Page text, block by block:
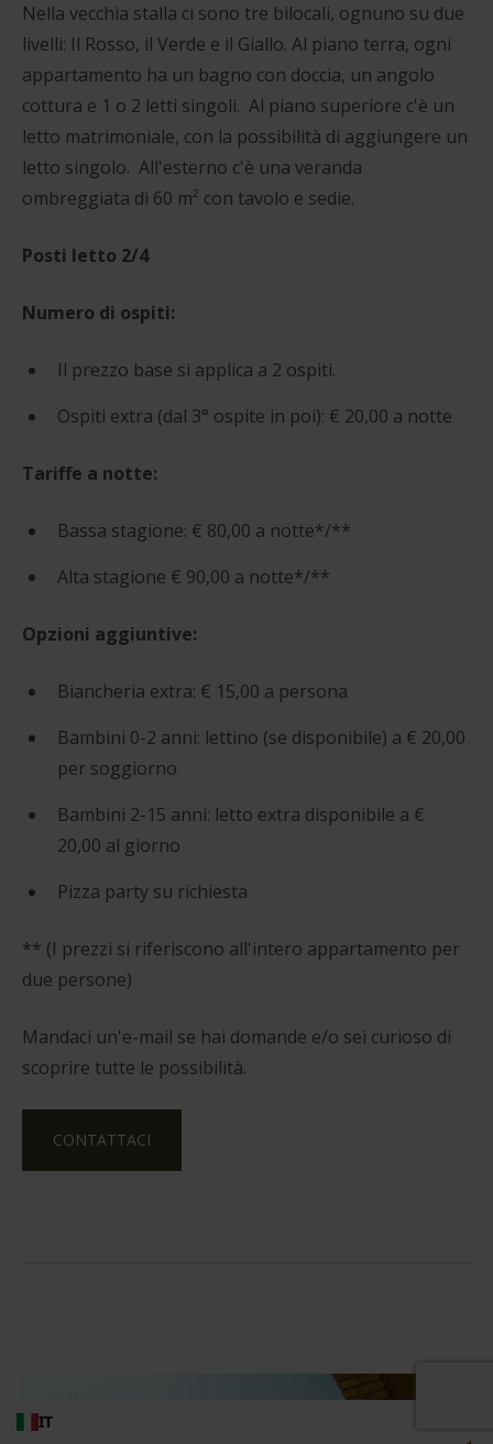
Nella vecchia stalla ci sono tre bilocali, ognuno su due
livelli: Il Rosso, il Verde e il Giallo. Al piano terra, ogni
appartamento ha un bagno con doccia, un angolo
cottura e 1 o 2 letti singoli. Al piano superiore c'è un
letto matrimoniale, con la possibilità di aggiungere un
letto singolo. All'esterno c'è una veranda
ombreggiata di 60 m² con tavolo e sedie.
Posti letto 2/4
Numero di ospiti:
Il prezzo base si applica a 2 ospiti.
Ospiti extra (dal 3° ospite in poi): € 20,00 a notte
Tariffe a notte:
Bassa stagione: € 80,00 a notte*/**
Alta stagione € 90,00 a notte*/**
Opzioni aggiuntive:
Biancheria extra: € 15,00 a persona
Bambini 0-2 anni: lettino (se disponibile) a € 20,00
per soggiorno
Bambini 2-15 anni: letto extra disponibile a €
20,00 al giorno
Pizza party su richiesta
** (I prezzi si riferiscono all'intero appartamento per
due persone)
Mandaci un'e-mail se hai domande e/o sei curioso di
scoprire tutte le possibilità.
CONTATTACI
IT